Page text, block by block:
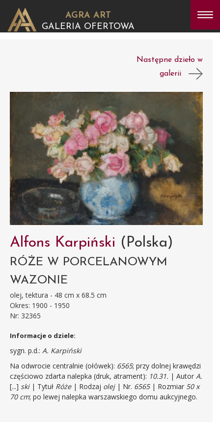
AGRA ART
GALERIA OFERTOWA
Następne dzieło w
galerii
Alfons Karpiński (Polska)
RÓŻE W PORCELANOWYM
WAZONIE
olej, tektura - 48 cm x 68.5 cm
Okres: 1900 - 1950
Nr: 32365
Informacje o dziele:
sygn. p.d.: A. Karpiński
Na odwrocie centralnie (ołówek): 6565; przy dolnej krawędzi
częściowo zdarta nalepka (druk, atrament): 10.31. | Autor A.
[...] ski | Tytuł Róże| Rodzaj olej| Nr. 6565| Rozmiar 50 x
70 cm; po lewej nalepka warszawskiego domu aukcyjnego.